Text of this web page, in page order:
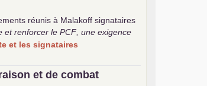
réunis à Malakoff signataires
et renforcer lePCF , une exigence
et les signataires
et de combat